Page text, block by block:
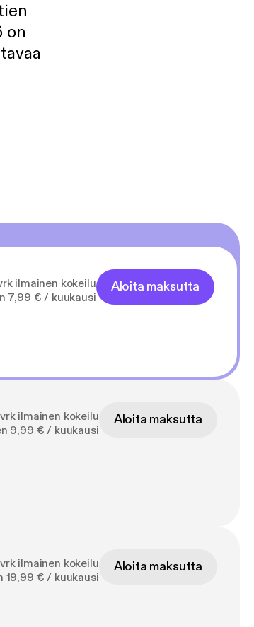
on
ilmainen kokeilu
7,99 € / kuukausi
Aloita maksutta
ilmainen kokeilu
9,99 € / kuukausi
Aloita maksutta
ilmainen kokeilu
19,99 € / kuukausi
Aloita maksutta